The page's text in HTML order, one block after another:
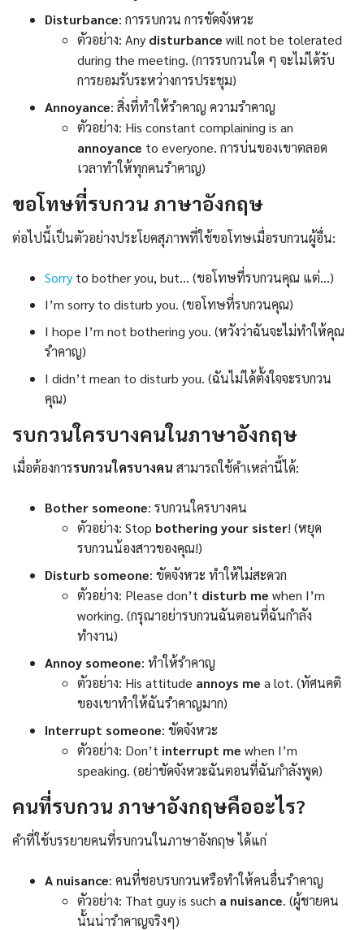
Disturbance: การรบกวน การขัดจังหวะ
ตัวอย่าง: Any disturbance will not be tolerated
during the meeting. (การรบกวนใด ๆ จะไม่ได้รับ
การยอมรับระหว่างการประชุม)
Annoyance: สิ่งที่ทำให้รำคาญ ความรำคาญ
ตัวอย่าง: His constant complaining is an
annoyance to everyone. การบ่นของเขาตลอด
เวลาทำให้ทุกคนรำคาญ)
ขอโทษที่รบกวน ภาษาอังกฤษ
ต่อไปนี้เป็นตัวอย่างประโยคสุภาพที่ใช้ขอโทษเมื่อรบกวนผู้อื่น:
Sorry to bother you, but… (ขอโทษที่รบกวนคุณ แต่…)
I’m sorry to disturb you. (ขอโทษที่รบกวนคุณ)
I hope I’m not bothering you. (หวังว่าฉันจะไม่ทำให้คุณ
รำคาญ)
I didn’t mean to disturb you. (ฉันไม่ได้ตั้งใจจะรบกวน
คุณ)
รบกวนใครบางคนในภาษาอังกฤษ
เมื่อต้องการรบกวนใครบางคน สามารถใช้คำเหล่านี้ได้:
Bother someone: รบกวนใครบางคน
ตัวอย่าง: Stop bothering your sister! (หยุด
รบกวนน้องสาวของคุณ!)
Disturb someone: ขัดจังหวะ ทำให้ไม่สะดวก
ตัวอย่าง: Please don’t disturb me when I’m
working. (กรุณาอย่ารบกวนฉันตอนที่ฉันกำลัง
ทำงาน)
Annoy someone: ทำให้รำคาญ
ตัวอย่าง: His attitude annoys me a lot. (ทัศนคติ
ของเขาทำให้ฉันรำคาญมาก)
Interrupt someone: ขัดจังหวะ
ตัวอย่าง: Don’t interrupt me when I’m
speaking. (อย่าขัดจังหวะฉันตอนที่ฉันกำลังพูด)
คนที่รบกวน ภาษาอังกฤษคืออะไร?
คำที่ใช้บรรยายคนที่รบกวนในภาษาอังกฤษ ได้แก่
A nuisance: คนที่ชอบรบกวนหรือทำให้คนอื่นรำคาญ
ตัวอย่าง: That guy is such a nuisance. (ผู้ชายคน
นั้นน่ารำคาญจริงๆ)